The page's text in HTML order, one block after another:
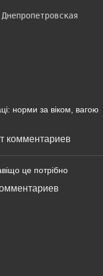
норми за віком, вагою
комментариев
це потрібно